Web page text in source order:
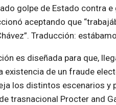
golpe de Estado contra
aceptando que
Traducción:
es diseñada para que,
existencia de un fraude
los distintos escenarios y
trasnacional Procter and